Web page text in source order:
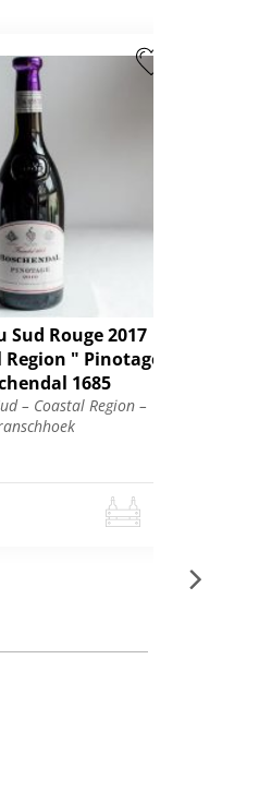
Sud Rouge 2017
" Pinotage
1685
– Coastal Region –